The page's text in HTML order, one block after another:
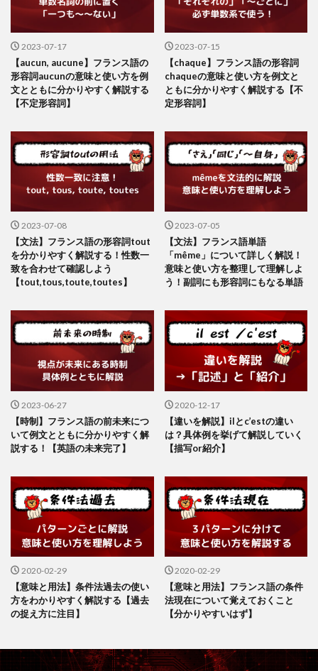
2023-07-17
【aucun, aucune】フランス語の
形容詞aucunの意味と使い方を例
文とともに分かりやすく解説する
【不定形容詞】
2023-07-15
【chaque】フランス語の形容詞
chaqueの意味と使い方を例文と
ともに分かりやすく解説する【不
定形容詞】
2023-07-08
【文法】フランス語の形容詞tout
を分かりやすく解説する！性数一
致を合わせて確認しよう
【tout,tous,toute,toutes】
2023-07-05
【文法】フランス語単語
「même」について詳しく解説！
意味と使い方を整理して理解しよ
う！副詞にも形容詞にもなる単語
2023-06-27
【時制】フランス語の前未来につ
いて例文とともに分かりやすく解
説する！【英語の未来完了】
2020-12-17
【違いを解説】ilとc’estの違い
は？具体例を挙げて解説していく
【描写or紹介】
2020-02-29
【意味と用法】条件法過去の使い
方をわかりやすく解説する【過去
の捉え方に注目】
2020-02-29
【意味と用法】フランス語の条件
法現在について覚えておくこと
【分かりやすいはず】